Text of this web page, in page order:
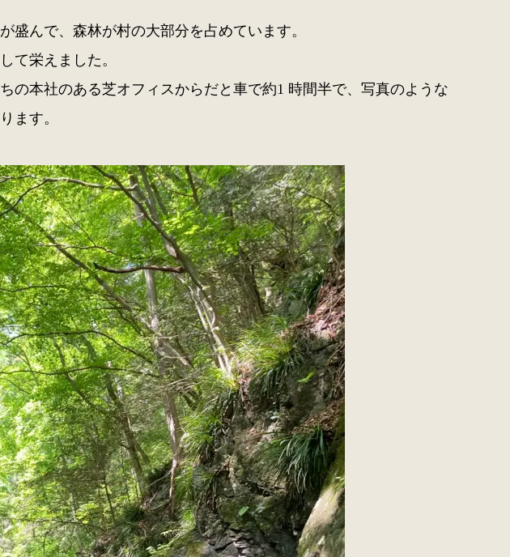
盛んで、森林が村の大部分を占めています。
て栄えました。
の本社のある芝オフィスからだと車で約1 時間半で、写真のような
ます。